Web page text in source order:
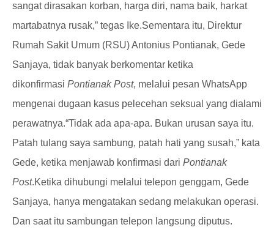
sangat dirasakan korban, harga diri, nama baik, harkat
martabatnya rusak,” tegas Ike.Sementara itu, Direktur
Rumah Sakit Umum (RSU) Antonius Pontianak, Gede
Sanjaya, tidak banyak berkomentar ketika
dikonfirmasi Pontianak Post, melalui pesan WhatsApp
mengenai dugaan kasus pelecehan seksual yang dialami
perawatnya.“Tidak ada apa-apa. Bukan urusan saya itu.
Patah tulang saya sambung, patah hati yang susah,” kata
Gede, ketika menjawab konfirmasi dari Pontianak
Post.Ketika dihubungi melalui telepon genggam, Gede
Sanjaya, hanya mengatakan sedang melakukan operasi.
Dan saat itu sambungan telepon langsung diputus.